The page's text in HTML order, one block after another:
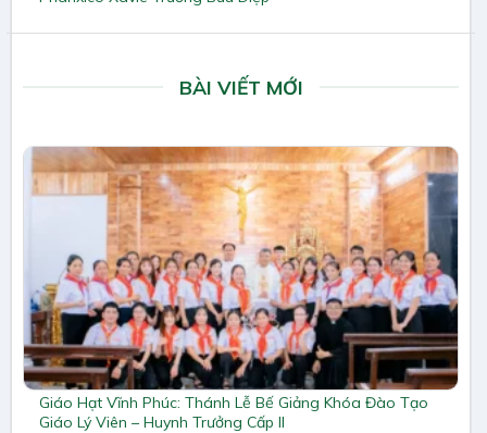
BÀI VIẾT MỚI
Giáo Hạt Vĩnh Phúc: Thánh Lễ Bế Giảng Khóa Đào Tạo
Giáo Lý Viên – Huynh Trưởng Cấp II